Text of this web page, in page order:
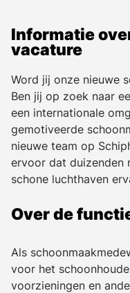
Informatie
vacature
Word jij onze nieuwe
Ben jij op zoek naar
een internationale
gemotiveerde
nieuwe team op
ervoor dat duizenden
schone luchthaven
Over de
Als
voor het
voorzieningen en